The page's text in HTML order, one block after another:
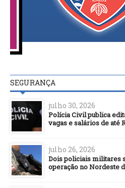
SEGURANÇA
julho 30, 2026
Polícia Civil publica
vagas e salários de até
julho 26, 2026
Dois policiais militares
operação no Nordeste